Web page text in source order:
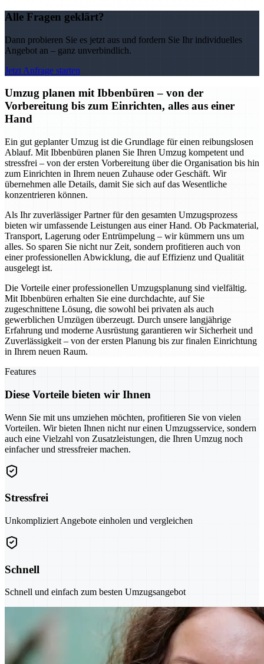
Alle Fragen geklärt?
Dann probieren Sie es jetzt aus und fordern Sie Ihr individuelles
Angebot an – ganz unverbindlich.
Jetzt Anfrage starten
Umzug planen mit Ibbenbüren – von der
Vorbereitung bis zum Einrichten, alles aus einer
Hand
Ein gut geplanter Umzug ist die Grundlage für einen reibungslosen
Ablauf. Mit Ibbenbüren planen Sie Ihren Umzug kompetent und
stressfrei – von der ersten Vorbereitung über die Organisation bis hin
zum Einrichten in Ihrem neuen Zuhause oder Geschäft. Wir
übernehmen alle Details, damit Sie sich auf das Wesentliche
konzentrieren können.
Als Ihr zuverlässiger Partner für den gesamten Umzugsprozess
bieten wir umfassende Leistungen aus einer Hand. Ob Packmaterial,
Transport, Lagerung oder Entrümpelung – wir kümmern uns um
alles. So sparen Sie nicht nur Zeit, sondern profitieren auch von
einer professionellen Abwicklung, die auf Effizienz und Qualität
ausgelegt ist.
Die Vorteile einer professionellen Umzugsplanung sind vielfältig.
Mit Ibbenbüren erhalten Sie eine durchdachte, auf Sie
zugeschnittene Lösung, die sowohl bei privaten als auch
gewerblichen Umzügen überzeugt. Durch unsere langjährige
Erfahrung und moderne Ausrüstung garantieren wir Sicherheit und
Zuverlässigkeit – von der ersten Planung bis zur finalen Einrichtung
in Ihrem neuen Raum.
Features
Diese Vorteile bieten wir Ihnen
Wenn Sie mit uns umziehen möchten, profitieren Sie von vielen
Vorteilen. Wir bieten Ihnen nicht nur einen Umzugsservice, sondern
auch eine Vielzahl von Zusatzleistungen, die Ihren Umzug noch
einfacher und stressfreier machen.
Stressfrei
Unkompliziert Angebote einholen und vergleichen
Schnell
Schnell und einfach zum besten Umzugsangebot